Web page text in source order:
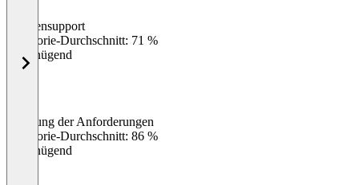
Kundensupport
Kategorie-Durchschnitt: 71 %
Ungenügend
Erfüllung der Anforderungen
Kategorie-Durchschnitt: 86 %
Ungenügend